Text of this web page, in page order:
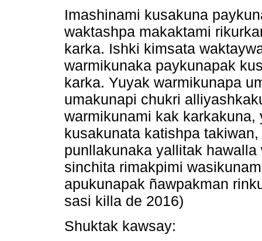
Imashinami kusakuna
waktashpa makaktami
karka. Ishki kimsata
warmikunaka paykunapak
karka. Yuyak warmikunapa
umakunapi chukri
warmikunami kak
kusakunata katishpa
punllakunaka yallitak
sinchita rimakpimi
apukunapak ñawpakman
sasi killa de 2016)
Shuktak kawsay: